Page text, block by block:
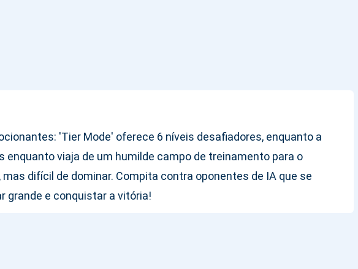
'Tier Mode' oferece 6 níveis desafiadores, enquanto a
viaja de um humilde campo de treinamento para o
difícil de dominar. Compita contra oponentes de IA que se
grande e conquistar a vitória!